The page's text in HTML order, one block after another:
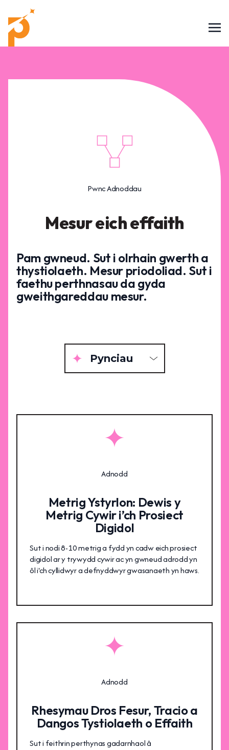
Pwnc Adnoddau
Mesur eich effaith
Pam gwneud. Sut i olrhain gwerth a
thystiolaeth. Mesur priodoliad. Sut i
faethu perthnasau da gyda
gweithgareddau mesur.
Pynciau
Adnodd
Metrig Ystyrlon: Dewis y
Metrig Cywir i’ch Prosiect
Digidol
Sut i nodi 8-10 metrig a fydd yn cadw eich prosiect
digidol ar y trywydd cywir ac yn gwneud adrodd yn
ôl i'ch cyllidwyr a defnyddwyr gwasanaeth yn haws.
Adnodd
Rhesymau Dros Fesur, Tracio a
Dangos Tystiolaeth o Effaith
Sut i feithrin perthynas gadarnhaol â